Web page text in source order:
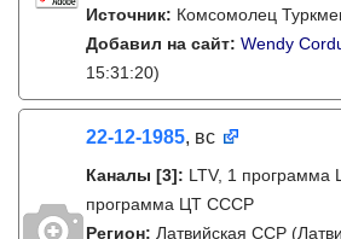
Источник: Комсомолец
Добавил на сайт: Wendy
15:31:20)
22-12-1985, вс
Каналы [3]: LTV, 1 программа
программа ЦТ СССР
Регион: Латвийская ССР